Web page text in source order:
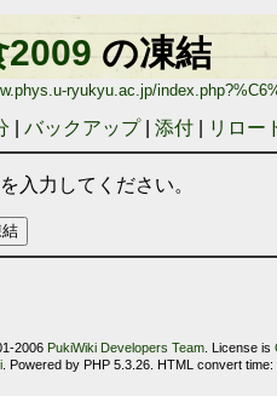
2009 の凍結
ryukyu.ac.jp/
バックアップ| 添付| リロー
入力してください。
2006 PukiWiki Developers Team. License is
. Powered by PHP 5.3.26. HTML convert time: